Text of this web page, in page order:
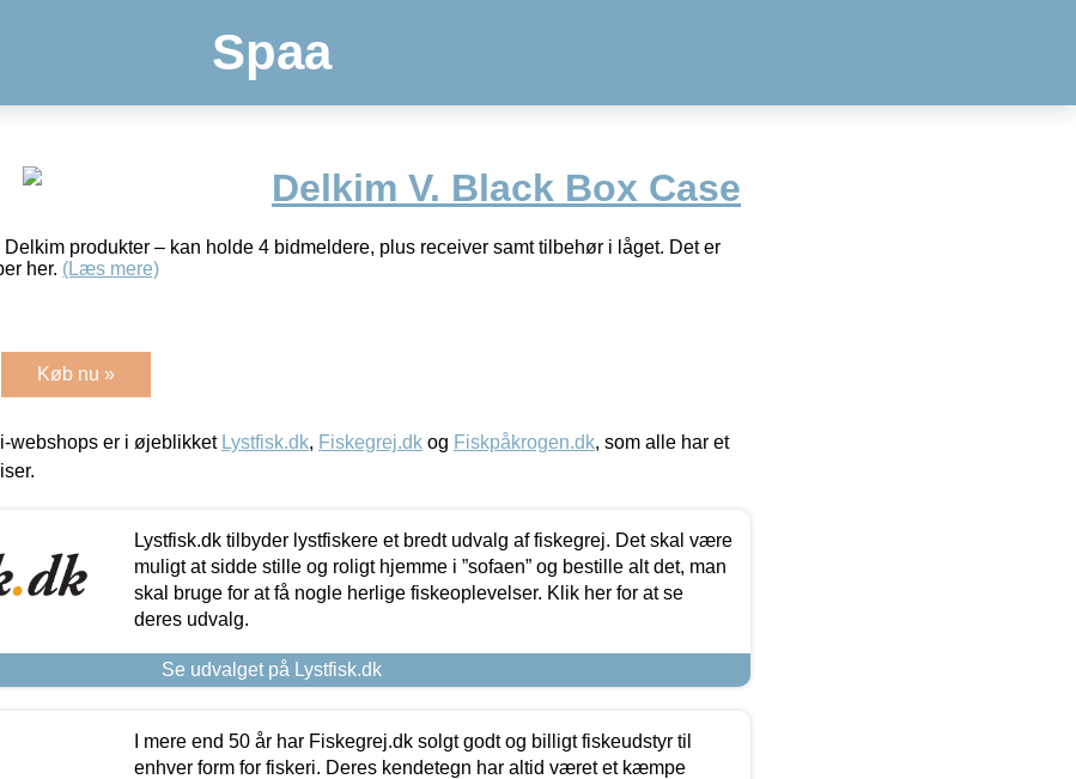
Spaa
Delkim V. Black Box Case
Delkim produkter – kan holde 4 bidmeldere, plus receiver samt tilbehør i låget. Det er
her. (Læs mere)
Køb nu »
webshops er i øjeblikket Lystfisk.dk, Fiskegrej.dk og Fiskpåkrogen.dk, som alle har et
Lystfisk.dk tilbyder lystfiskere et bredt udvalg af fiskegrej. Det skal være
muligt at sidde stille og roligt hjemme i ”sofaen” og bestille alt det, man
skal bruge for at få nogle herlige fiskeoplevelser. Klik her for at se
deres udvalg.
Se udvalget på Lystfisk.dk
I mere end 50 år har Fiskegrej.dk solgt godt og billigt fiskeudstyr til
enhver form for fiskeri. Deres kendetegn har altid været et kæmpe